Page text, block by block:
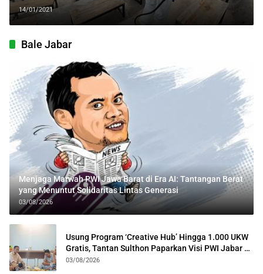
14/01/2021
Bale Jabar
Menjaga Marwah PWI Jawa Barat di Era AI: Tantangan Berat
yang Menuntut Solidaritas Lintas Generasi
03/08/2026
Usung Program ‘Creative Hub’ Hingga 1.000 UKW
Gratis, Tantan Sulthon Paparkan Visi PWI Jabar di
Kota Bogor
03/08/2026